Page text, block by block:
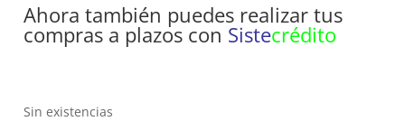
Ahora también puedes realizar tus
compras a plazos con Sistecrédito
Sin existencias